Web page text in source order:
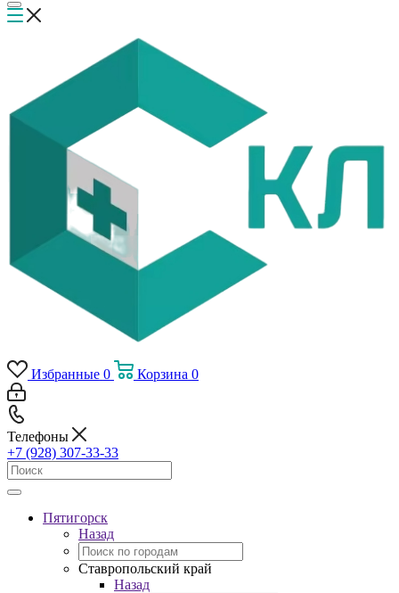
Избранные 0 Корзина 0
Телефоны
+7 (928) 307-33-33
Пятигорск
Назад
Ставропольский край
Назад